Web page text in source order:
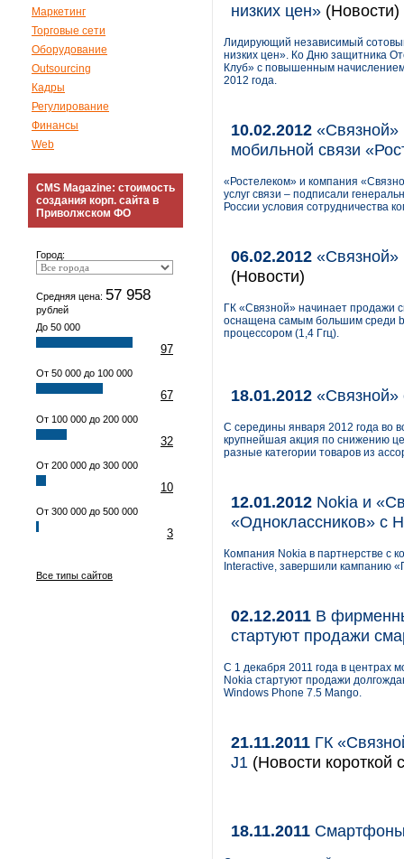
Маркетинг
Торговые сети
Оборудование
Outsourcing
Кадры
Регулирование
Финансы
Web
CMS Magazine: стоимость
создания корп. сайта в
Приволжском ФО
Город:
Средняя цена: 57 958
рублей
До 50 000
97
От 50 000 до 100 000
67
От 100 000 до 200 000
32
От 200 000 до 300 000
10
От 300 000 до 500 000
3
Все типы сайтов
низких цен» (Новости)
Лидирующий независимый
низких цен». Ко Дню защитника
Клуб» с повышенным
2012 года.
10.02.2012 «Связной»
мобильной связи
«Ростелеком» и компания
услуг связи – подписали
России условия сотрудничества
06.02.2012 «Связной»
(Новости)
ГК «Связной» начинает продажи
оснащена самым большим среди
процессором (1,4 Ггц).
18.01.2012 «Связной»
С середины января 2012 года во
крупнейшая акция по снижению
разные категории товаров из
12.01.2012 Nokia и
«Одноклассников» с
Компания Nokia в партнерстве с
Interactive, завершили кампанию
02.12.2011 В
стартуют продажи
С 1 декабря 2011 года в
Nokia стартуют продажи
Windows Phone 7.5 Mango.
21.11.2011 ГК
J1 (Новости короткой
18.11.2011